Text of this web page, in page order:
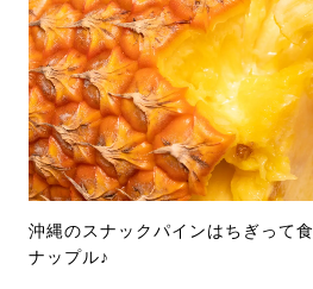
沖縄のスナックパインはちぎって
ナップル♪